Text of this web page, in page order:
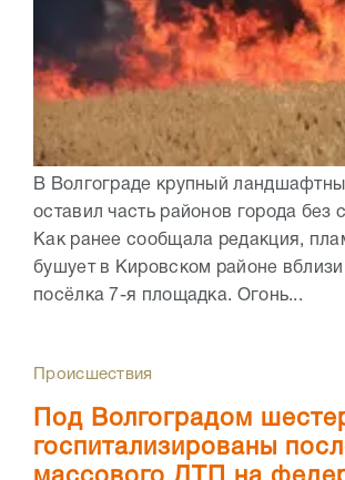
В Волгограде крупный
оставил часть районов города без
Как ранее сообщала редакция,
бушует в Кировском районе вблизи
посёлка 7-я площадка. Огонь...
Происшествия
Под Волгоградом
госпитализированы